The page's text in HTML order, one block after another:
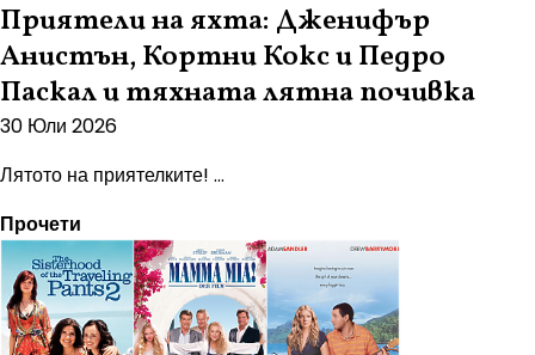
Приятели на яхта: Дженифър
Анистън, Кортни Кокс и Педро
Паскал и тяхната лятна почивка
30 Юли 2026
Лятото на приятелките! ...
Прочети